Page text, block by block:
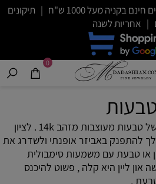
משלוחים מהירים | משלוחים חינם בקניה מעל 1000 ש"ח | תיקונים
| אחריות לשנה
0
לקשט את היד במבחר רחב של טבעות מעוצבות מזהב 14k . לציון
להתפנק באביזר אופנתי ולשדרג את
או טבעת עם משמעות סימבולית
און ליין היא קלה , פשוט להיכנס
.